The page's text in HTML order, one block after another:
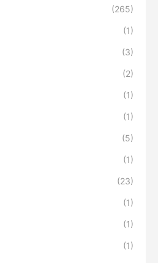
(265)
(1)
(3)
(2)
(1)
(1)
(5)
(1)
(23)
(1)
(1)
(1)